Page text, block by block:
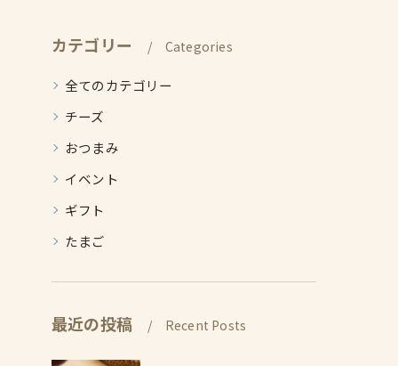
カテゴリー Categories
全てのカテゴリー
チーズ
おつまみ
イベント
ギフト
たまご
最近の投稿 Recent Posts